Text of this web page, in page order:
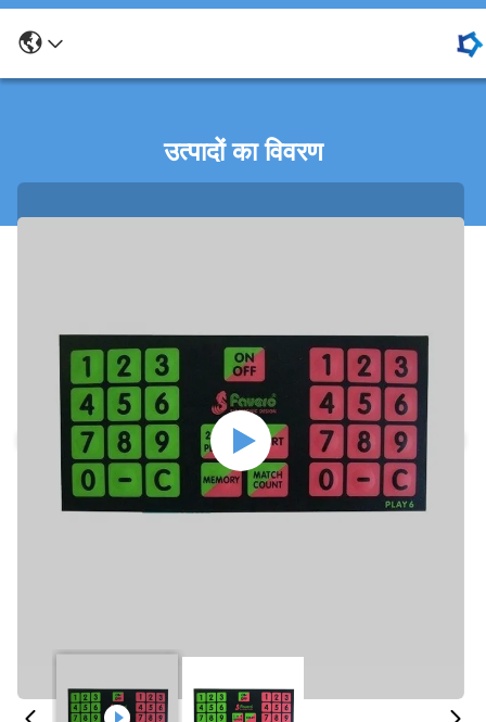
उत्पादों का विवरण